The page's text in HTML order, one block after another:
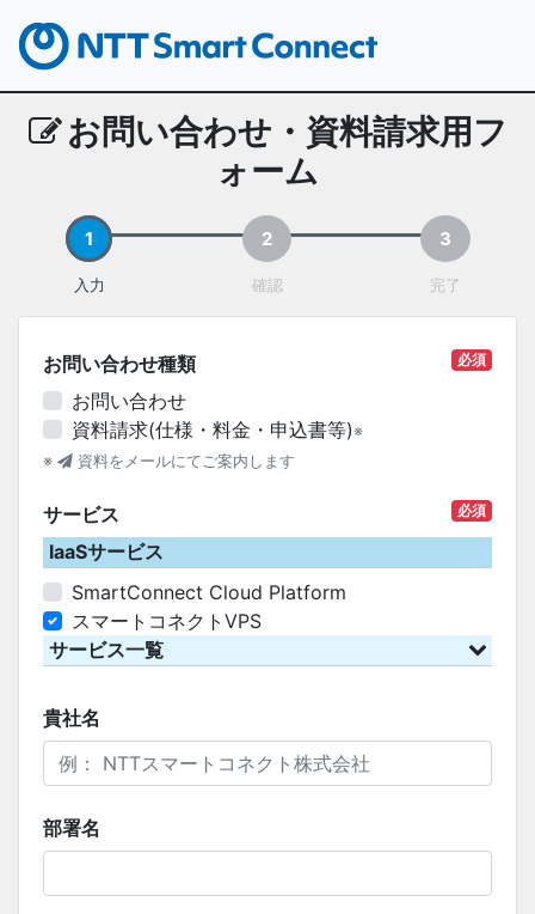
お問い合わせ・資料請求用フ
ォーム
1
入力
2
確認
3
完了
お問い合わせ種類 必須
お問い合わせ
資料請求(仕様・料金・申込書等)※
※
資料をメールにてご案内します
サービス 必須
IaaSサービス
SmartConnect Cloud Platform
スマートコネクトVPS
サービス一覧
貴社名
部署名